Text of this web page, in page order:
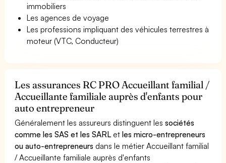
immobiliers
Les agences de voyage
Les professions impliquant des véhicules terrestres à
moteur (VTC, Conducteur)
Les assurances RC PRO Accueillant familial /
Accueillante familiale auprès d'enfants pour
auto entrepreneur
Généralement les assureurs distinguent lessociétés
comme les SAS et les SARL etles micro-entrepreneurs
ou auto-entrepreneurs dans le métier Accueillant familial
/ Accueillante familiale auprès d'enfants